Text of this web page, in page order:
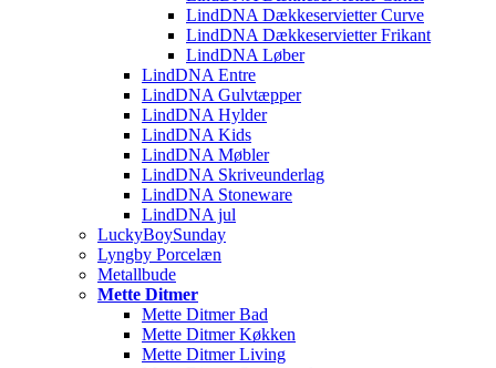
LindDNA Dækkeservietter Curve
LindDNA Dækkeservietter Frikant
LindDNA Løber
LindDNA Entre
LindDNA Gulvtæpper
LindDNA Hylder
LindDNA Kids
LindDNA Møbler
LindDNA Skriveunderlag
LindDNA Stoneware
LindDNA jul
LuckyBoySunday
Lyngby Porcelæn
Metallbude
Mette Ditmer
Mette Ditmer Bad
Mette Ditmer Køkken
Mette Ditmer Living